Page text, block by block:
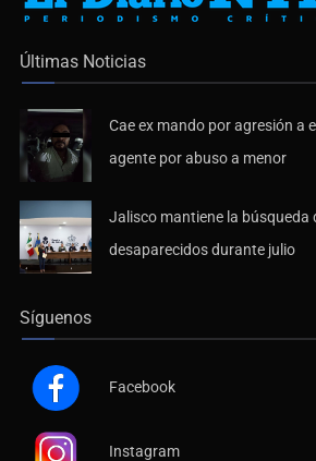
Últimas Noticias
Cae ex mando por agresión a
agente por abuso a menor
Jalisco mantiene la búsqueda
desaparecidos durante julio
Síguenos
Facebook
Instagram